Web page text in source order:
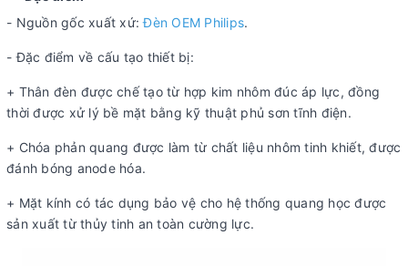
- Nguồn gốc xuất xứ:Đèn OEM Philips.
- Đặc điểm về cấu tạo thiết bị:
+ Thân đèn được chế tạo từ hợp kim nhôm đúc áp lực, đồng
thời được xử lý bề mặt bằng kỹ thuật phủ sơn tĩnh điện.
+ Chóa phản quang được làm từ chất liệu nhôm tinh khiết, được
đánh bóng anode hóa.
+ Mặt kính có tác dụng bảo vệ cho hệ thống quang học được
sản xuất từ thủy tinh an toàn cường lực.